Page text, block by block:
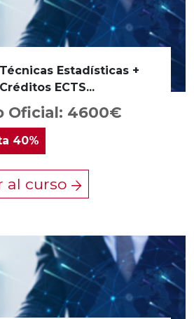
Estadísticas +
ECTS...
Oficial: 4600€
40%
al curso